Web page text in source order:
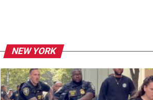
NEW YORK